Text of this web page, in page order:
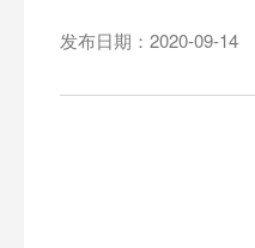
发布日期：2020-09-14